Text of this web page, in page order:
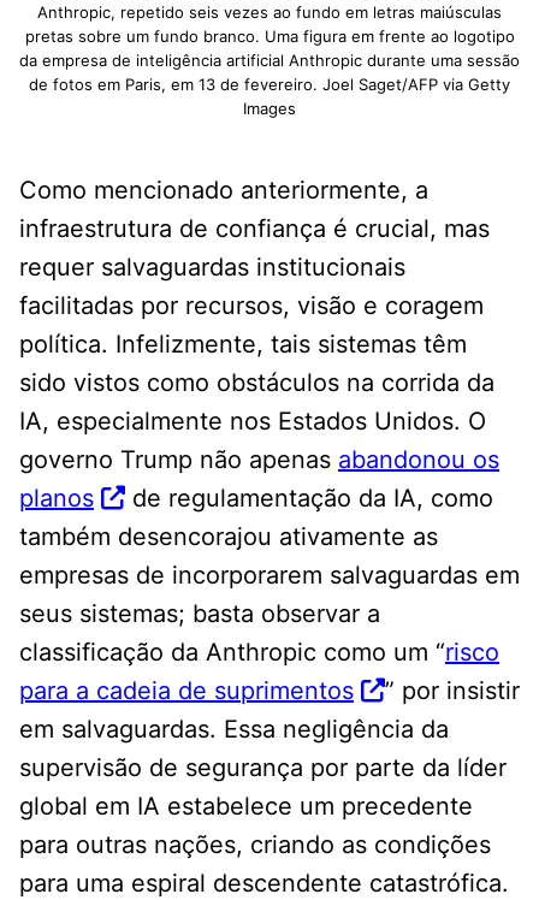
Anthropic, repetido seis vezes ao fundo em letras maiúsculas
pretas sobre um fundo branco. Uma figura em frente ao logotipo
da empresa de inteligência artificial Anthropic durante uma sessão
de fotos em Paris, em 13 de fevereiro. Joel Saget/AFP via Getty
Images
Como mencionado anteriormente, a
infraestrutura de confiança é crucial, mas
requer salvaguardas institucionais
facilitadas por recursos, visão e coragem
política. Infelizmente, tais sistemas têm
sido vistos como obstáculos na corrida da
IA, especialmente nos Estados Unidos. O
governo Trump não apenas abandonou os
planos
de regulamentação da IA, como
também desencorajou ativamente as
empresas de incorporarem salvaguardas em
seus sistemas; basta observar a
classificação da Anthropic como um “risco
para a cadeia de suprimentos
” por insistir
em salvaguardas. Essa negligência da
supervisão de segurança por parte da líder
global em IA estabelece um precedente
para outras nações, criando as condições
para uma espiral descendente catastrófica.